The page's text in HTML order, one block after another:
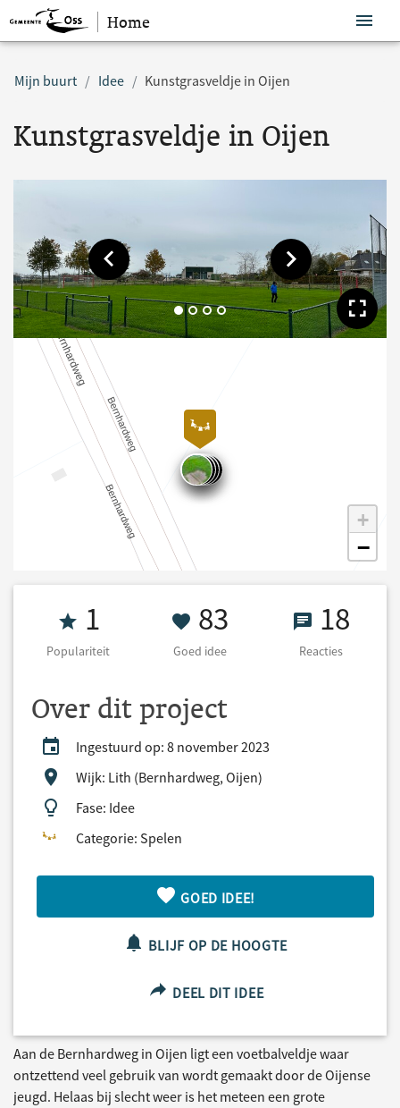
Sla navigatie over
Home
Mijn buurt Idee Kunstgrasveldje in Oijen
Kunstgrasveldje in Oijen
Toon vorige afbeelding Toon volgende
+
−
Populariteit 1
1
Populariteit
83 Goed idee
83
Goed idee
1818
Reacties
Over dit project
Ingestuurd op: 8 november 2023
Wijk: Lith (Bernhardweg, Oijen)
Fase: Idee
Categorie: Spelen
GOED IDEE!
BLIJF OP DE HOOGTE
DEEL DIT IDEE
Aan de Bernhardweg in Oijen ligt een voetbalveldje waar
ontzettend veel gebruik van wordt gemaakt door de Oijense
jeugd. Helaas bij slecht weer is het meteen een grote